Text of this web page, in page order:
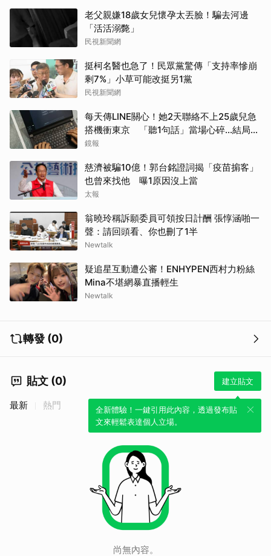
老父親嫌18歲女兒懷孕太丟臉！騙去河邊
「活活溺斃」
民視新聞網
挺柯名醫也急了！民眾黨驚傳「支持率慘崩
剩7%」小草可能改挺另1黨
民視新聞網
每天傳LINE關心！她2天聯絡不上25歲兒急
搭機衝東京 「聽1句話」當場心碎...結局看
哭網
鏡報
慈濟被騙10億！郭台銘證詞揭「疫苗掮客」
也曾來找他 曝1原因沒上當
太報
翁曉玲稱訴願委員可領按日計酬 張惇涵啪一
聲：請回頭看、你也刪了1半
Newtalk
疑追星互動遭公審！ENHYPEN西村力粉絲
Mina不堪網暴直播輕生
Newtalk
轉發 (0)
貼文 (0) 建立貼文
全新體驗！一鍵引用此內容，透過發布貼
文來輕鬆表達個人立場。
最新 熱門
尚無內容。